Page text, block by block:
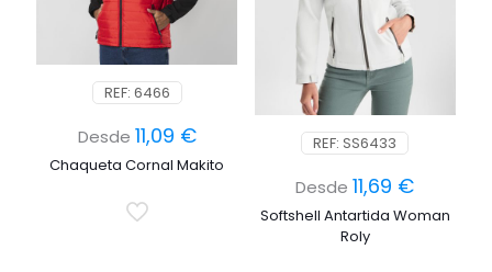
REF: 6466
Desde 11,09 €
Chaqueta Cornal Makito
REF: SS6433
Desde11,69 €
Softshell Antartida Woman
Roly